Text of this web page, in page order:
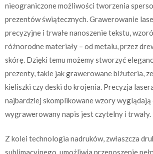
nieograniczone możliwości tworzenia
prezentów świątecznych. Grawerowanie
precyzyjne i trwałe nanoszenie tekstu,
różnorodne materiały – od metalu, przez
skórę. Dzięki temu możemy stworzyć
prezenty, takie jak grawerowane biżuteria,
kieliszki czy deski do krojenia. Precyzja
najbardziej skomplikowane wzory wyglądają
wygrawerowany napis jest czytelny i trwały.
Z kolei technologia nadruków, zwłaszcza
sublimacyjnego, umożliwia przenoszenie